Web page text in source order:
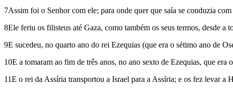
7Assim foi o Senhor com ele; para onde quer que saía se conduzia
8Ele feriu os filisteus até Gaza, como também os seus termos, desde a
9E sucedeu, no quarto ano do rei Ezequias (que era o sétimo ano de
10E a tomaram ao fim de três anos, no ano sexto de Ezequias, que
11E o rei da Assíria transportou a Israel para a Assíria; e os fez levar a